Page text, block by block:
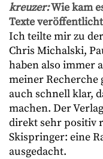
kreuzer:Wie kam
Texte
Ich teilte mir zu
Chris Michalski,
haben also immer
meiner Recherche
auch schnell klar,
machen. Der
direkt sehr positiv
Skispringer: eine
ausgedacht.